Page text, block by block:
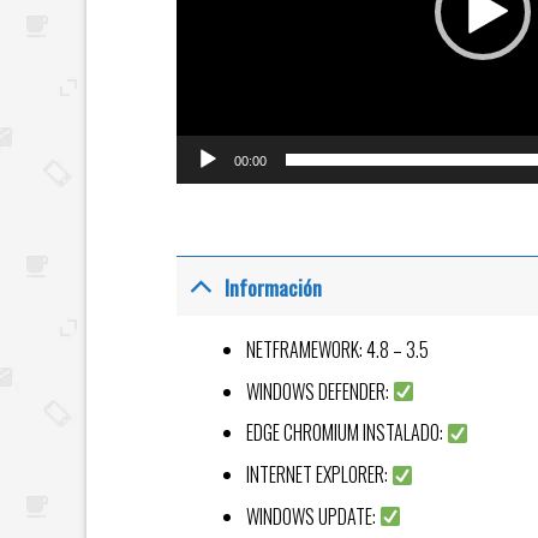
00:00
Información
NETFRAMEWORK: 4.8 – 3.5
WINDOWS DEFENDER:
EDGE CHROMIUM INSTALADO:
INTERNET EXPLORER:
WINDOWS UPDATE: